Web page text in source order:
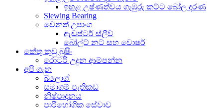
ඉහළ උෂ්ණත්වය ගැඹුරු කට්ට බෝල දරණ
Slewing Bearing
වෙනත් උපාංග
ඇඩප්ටර් ස්ලීව්
බෝල්ට් නට් සහ වොෂර්
කේතු කුඩු බුෂිං
රොටරි උදුන ආම්පන්න
අපි ගැන
බ්ලොග්
සමාගම් පැතිකඩ
නිෂ්පාදනය
පාරිභෝගික සේවාව